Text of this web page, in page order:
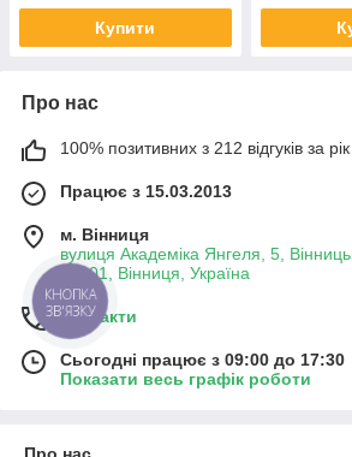
Купити
Про нас
100% позитивних з 212 відгуків за рік
Працює з 15.03.2013
м. Вінниця
вулиця Академіка Янгеля, 5,
21001, Вінниця, Україна
Контакти
Сьогодні працює з 09:00 до 17:30
Показати весь графік роботи
КНОПКА
ЗВ'ЯЗКУ